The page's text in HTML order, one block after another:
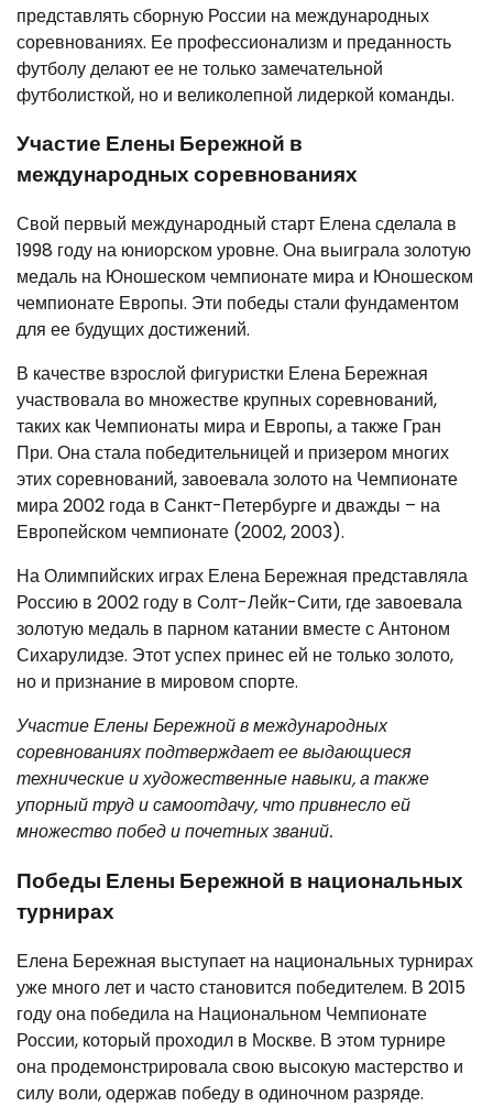
представлять сборную России на международных
соревнованиях. Ее профессионализм и преданность
футболу делают ее не только замечательной
футболисткой, но и великолепной лидеркой команды.
Участие Елены Бережной в
международных соревнованиях
Свой первый международный старт Елена сделала в
1998 году на юниорском уровне. Она выиграла золотую
медаль на Юношеском чемпионате мира и Юношеском
чемпионате Европы. Эти победы стали фундаментом
для ее будущих достижений.
В качестве взрослой фигуристки Елена Бережная
участвовала во множестве крупных соревнований,
таких как Чемпионаты мира и Европы, а также Гран
При. Она стала победительницей и призером многих
этих соревнований, завоевала золото на Чемпионате
мира 2002 года в Санкт-Петербурге и дважды – на
Европейском чемпионате (2002, 2003).
На Олимпийских играх Елена Бережная представляла
Россию в 2002 году в Солт-Лейк-Сити, где завоевала
золотую медаль в парном катании вместе с Антоном
Сихарулидзе. Этот успех принес ей не только золото,
но и признание в мировом спорте.
Участие Елены Бережной в международных
соревнованиях подтверждает ее выдающиеся
технические и художественные навыки, а также
упорный труд и самоотдачу, что привнесло ей
множество побед и почетных званий.
Победы Елены Бережной в национальных
турнирах
Елена Бережная выступает на национальных турнирах
уже много лет и часто становится победителем. В 2015
году она победила на Национальном Чемпионате
России, который проходил в Москве. В этом турнире
она продемонстрировала свою высокую мастерство и
силу воли, одержав победу в одиночном разряде.